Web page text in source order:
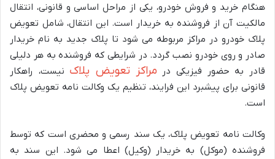
هنگام خرید و فروش خودرو، یکی از مراحل اساسی و قانونی، انتقال
مالکیت آن از فروشنده به خریدار است. این انتقال، شامل تعویض
پلاک خودرو در مراکز مربوطه می شود تا پلاک جدید به نام خریدار
صادر و روی خودرو نصب گردد. در شرایطی که فروشنده به هر دلیلی
قادر به حضور فیزیکی در مراکز تعویض پلاک نیست، راهکار
قانونی برای پیشبرد این فرایند، تنظیم یک وکالت نامه تعویض پلاک
است.
وکالت نامه تعویض پلاک، یک سند رسمی و محضری است که توسط
فروشنده (موکل) به خریدار (وکیل) اعطا می شود. این سند به